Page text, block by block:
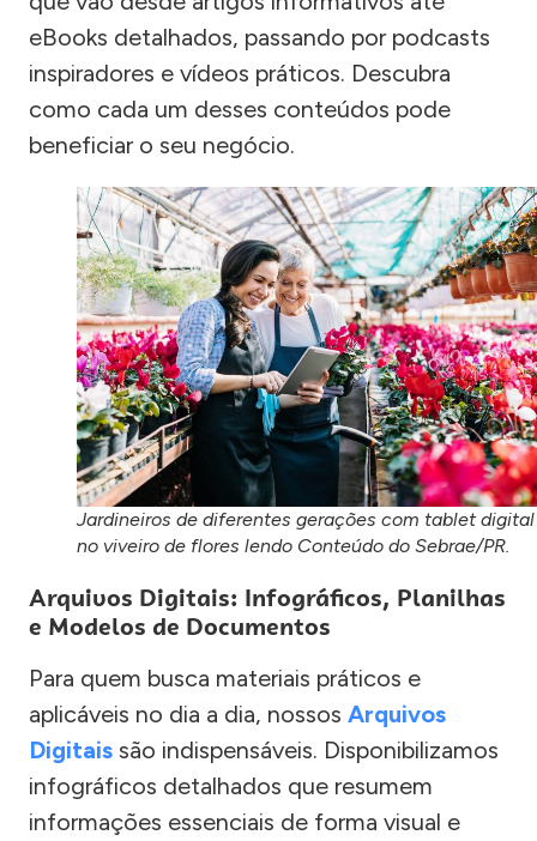
eBooks detalhados, passando por podcasts
inspiradores e vídeos práticos. Descubra
como cada um desses conteúdos pode
beneficiar o seu negócio.
Jardineiros de diferentes gerações com tablet digital
no viveiro de flores lendo Conteúdo do Sebrae/PR.
Arquivos Digitais: Infográficos, Planilhas
e Modelos de Documentos
Para quem busca materiais práticos e
aplicáveis no dia a dia, nossos Arquivos
Digitais são indispensáveis. Disponibilizamos
infográficos detalhados que resumem
informações essenciais de forma visual e